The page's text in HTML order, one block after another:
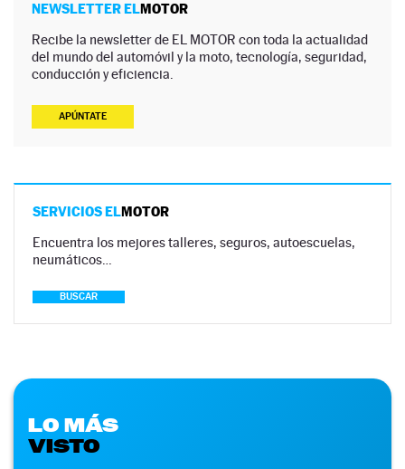
NEWSLETTER ELMOTOR
Recibe la newsletter de EL MOTOR con toda la actualidad
del mundo del automóvil y la moto, tecnología, seguridad,
conducción y eficiencia.
APÚNTATE
SERVICIOS ELMOTOR
Encuentra los mejores talleres, seguros, autoescuelas,
neumáticos…
BUSCAR
LO MÁS
VISTO